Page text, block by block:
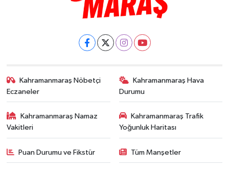
Kahramanmaraş Nöbetçi
Eczaneler
Kahramanmaraş Hava
Durumu
Kahramanmaraş Namaz
Vakitleri
Kahramanmaraş Trafik
Yoğunluk Haritası
Puan Durumu ve Fikstür Tüm Manşetler